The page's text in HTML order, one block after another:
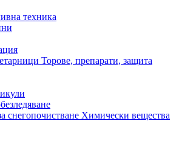
техника
Торове, препарати, защита
снегопочистване Химически вещества